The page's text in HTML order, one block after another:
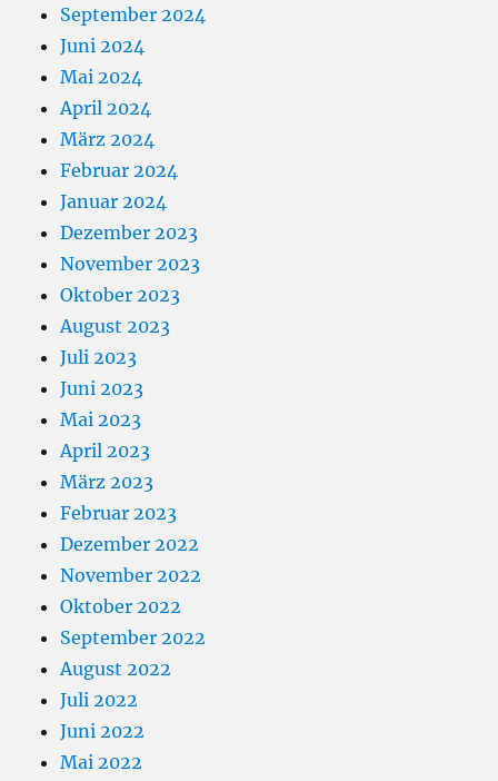
September 2024
Juni 2024
Mai 2024
April 2024
März 2024
Februar 2024
Januar 2024
Dezember 2023
November 2023
Oktober 2023
August 2023
Juli 2023
Juni 2023
Mai 2023
April 2023
März 2023
Februar 2023
Dezember 2022
November 2022
Oktober 2022
September 2022
August 2022
Juli 2022
Juni 2022
Mai 2022